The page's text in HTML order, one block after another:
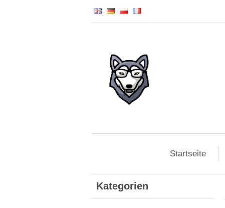
Startseite
Kategorien